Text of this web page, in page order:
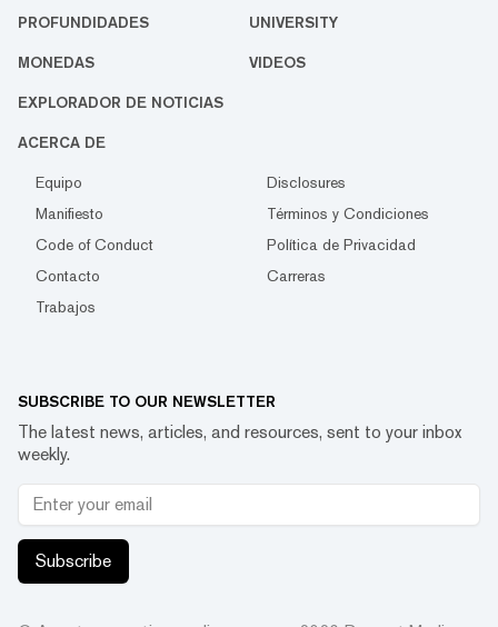
PROFUNDIDADES UNIVERSITY
MONEDAS VIDEOS
EXPLORADOR DE NOTICIAS
ACERCA DE
Equipo
Disclosures
Manifiesto
Términos y Condiciones
Code of Conduct
Política de Privacidad
Contacto
Carreras
Trabajos
SUBSCRIBE TO OUR NEWSLETTER
The latest news, articles, and resources, sent to your inbox
weekly.
Subscribe